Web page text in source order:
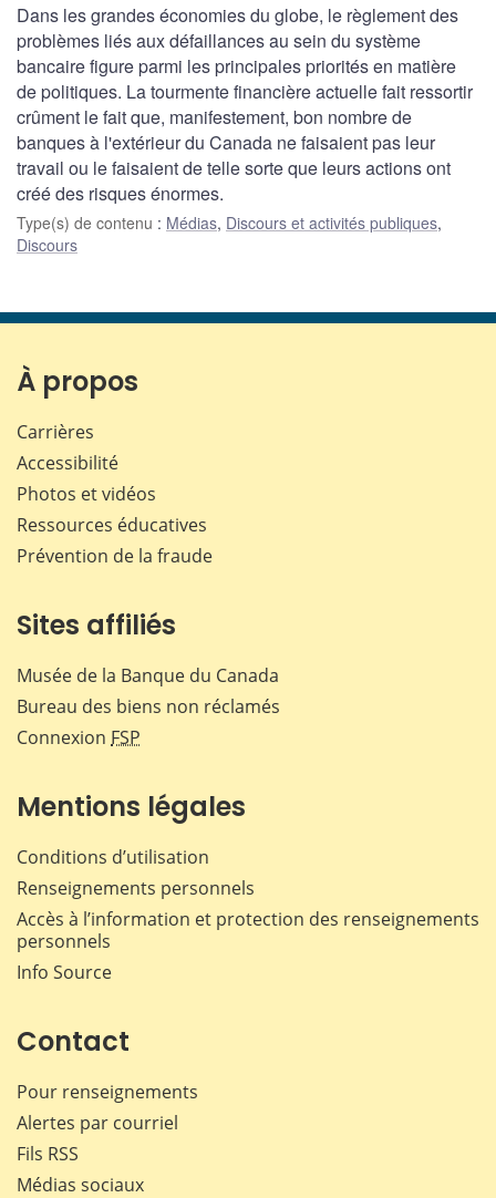
Dans les grandes économies du globe, le règlement des
problèmes liés aux défaillances au sein du système
bancaire figure parmi les principales priorités en matière
de politiques. La tourmente financière actuelle fait ressortir
crûment le fait que, manifestement, bon nombre de
banques à l'extérieur du Canada ne faisaient pas leur
travail ou le faisaient de telle sorte que leurs actions ont
créé des risques énormes.
Type(s) de contenu : Médias, Discours et activités publiques,
Discours
À propos
Carrières
Accessibilité
Photos et vidéos
Ressources éducatives
Prévention de la fraude
Sites affiliés
Musée de la Banque du Canada
Bureau des biens non réclamés
Connexion FSP
Mentions légales
Conditions d’utilisation
Renseignements personnels
Accès à l’information et protection des renseignements
personnels
Info Source
Contact
Pour renseignements
Alertes par courriel
Fils RSS
Médias sociaux